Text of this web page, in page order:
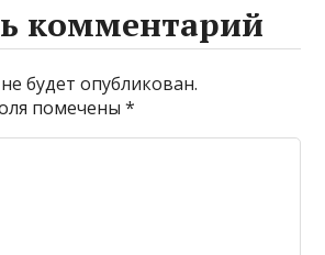
комментарий
будет опубликован.
помечены*